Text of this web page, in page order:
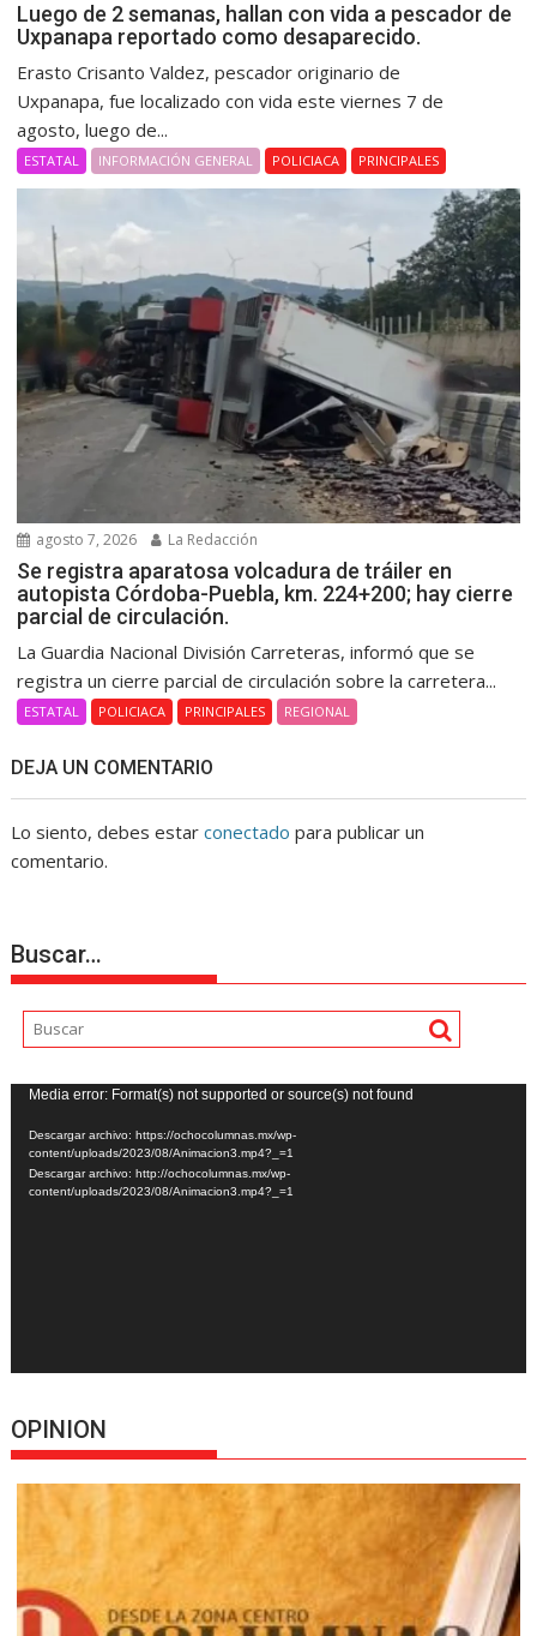
Luego de 2 semanas, hallan con vida a pescador de
Uxpanapa reportado como desaparecido.
Erasto Crisanto Valdez, pescador originario de
Uxpanapa, fue localizado con vida este viernes 7 de
agosto, luego de...
ESTATAL INFORMACIÓN GENERAL POLICIACA PRINCIPALES
agosto 7, 2026 La Redacción
Se registra aparatosa volcadura de tráiler en
autopista Córdoba-Puebla, km. 224+200; hay cierre
parcial de circulación.
La Guardia Nacional División Carreteras, informó que se
registra un cierre parcial de circulación sobre la carretera...
ESTATAL POLICIACA PRINCIPALES REGIONAL
DEJA UN COMENTARIO
Lo siento, debes estarconectado para publicar un
comentario.
Buscar…
Reproductor
de
vídeo
Media error: Format(s) not supported or source(s) not found
Descargar archivo: https://ochocolumnas.mx/wp-
content/uploads/2023/08/Animacion3.mp4?_=1
Descargar archivo: http://ochocolumnas.mx/wp-
content/uploads/2023/08/Animacion3.mp4?_=1
OPINION